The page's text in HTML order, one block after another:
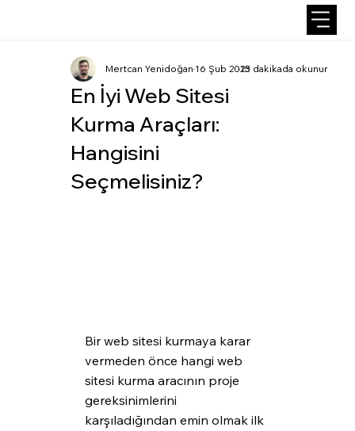
En İyi Web Sitesi
Kurma Araçları:
Hangisini
Seçmelisiniz?
Mertcan Yenidoğan16 Şub 202513 dakikada okunur
Bir web sitesi kurmaya karar
vermeden önce hangi web
sitesi kurma aracının proje
gereksinimlerini
karşıladığından emin olmak ilk